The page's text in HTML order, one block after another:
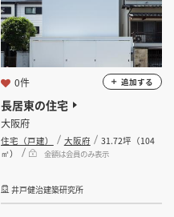
長居東の住宅
大阪府
住宅（戸建） 大阪府
31.72坪（104
㎡）
金額は会員のみ表示
井戸健治建築研究所
0件 追加する